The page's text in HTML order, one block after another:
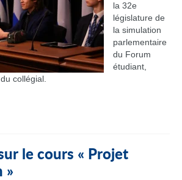
la 32e
législature de
la simulation
parlementaire
du Forum
étudiant,
collégial.
le cours « Projet
»